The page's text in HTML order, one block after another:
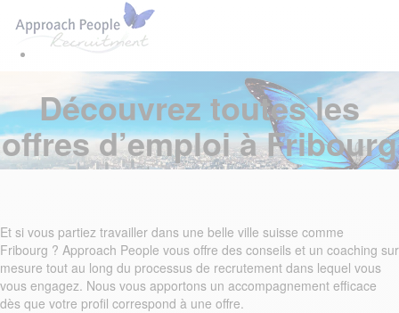
links
navigation
contentDécouvrez toutes les
offres d’emploi à Fribourg
Et si vous partiez travailler dans une belle ville suisse comme
Fribourg ? Approach People vous offre des conseils et un coaching sur
mesure tout au long du processus de recrutement dans lequel vous
vous engagez. Nous vous apportons un accompagnement efficace
dès que votre profil correspond à une offre.